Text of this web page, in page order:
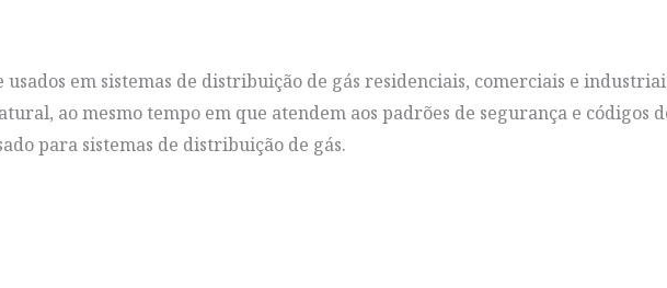
usados em sistemas de distribuição de gás residenciais, comerciais e
ao mesmo tempo em que atendem aos padrões de segurança e códigos
para sistemas de distribuição de gás.